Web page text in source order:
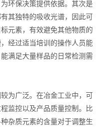
环保决策提供依据。其次是
其独特的吸收光谱，因此可
元素，有效避免其他物质的
经过适当培训的操作人员能
满足大量样品的日常检测需
广泛。在冶金工业中，可
监控以及产品质量控制。比
杂质元素的含量对于调整生